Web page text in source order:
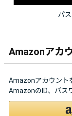
パ
Amazonアカ
Amazonアカウント
AmazonのID、パス